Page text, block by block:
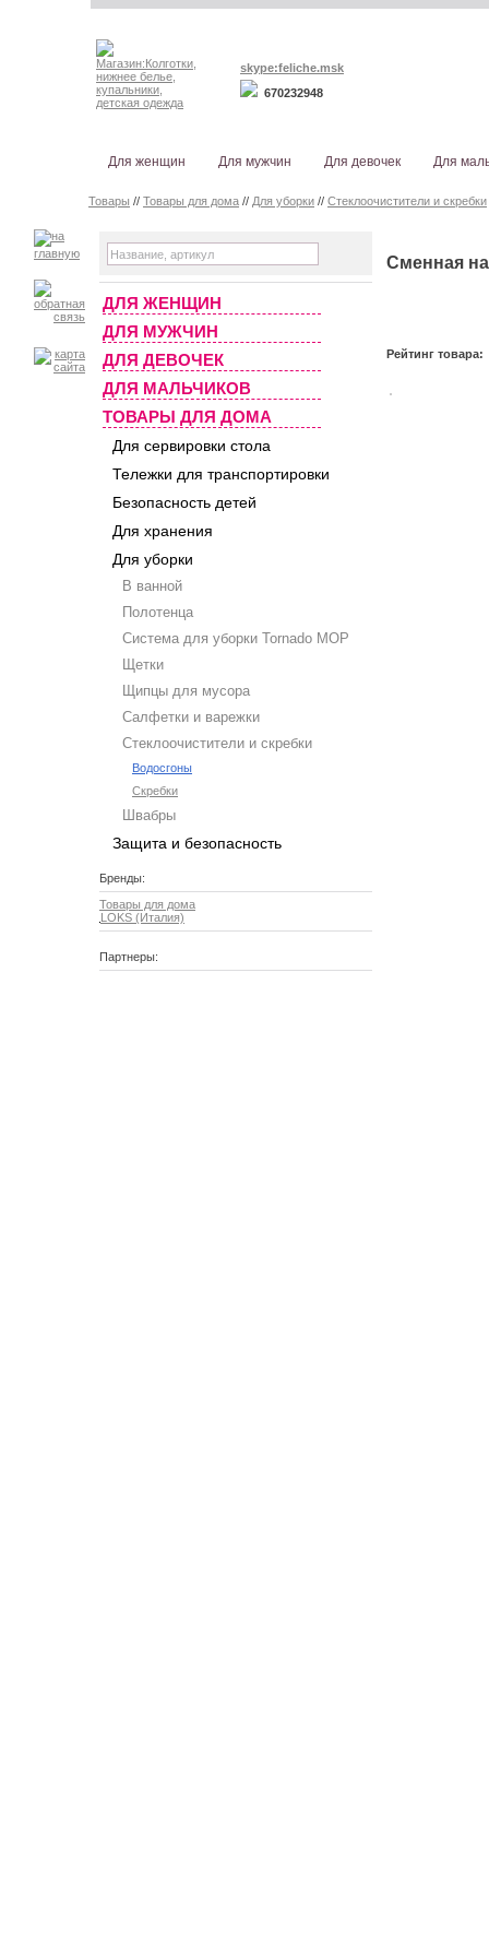
skype:feliche.msk
670232948
Для женщин Для мужчин Для девочек Для
Товары // Товары для дома // Для уборки // Стеклоочистители и скребки
ДЛЯ ЖЕНЩИН
ДЛЯ МУЖЧИН
ДЛЯ ДЕВОЧЕК
ДЛЯ МАЛЬЧИКОВ
ТОВАРЫ ДЛЯ ДОМА
Для сервировки стола
Тележки для транспортировки
Безопасность детей
Для хранения
Для уборки
В ванной
Полотенца
Система для уборки Tornado MOP
Щетки
Щипцы для мусора
Салфетки и варежки
Стеклоочистители и скребки
Водосгоны
Скребки
Швабры
Защита и безопасность
Бренды:
Товары для дома
LOKS (Италия)
Партнеры:
Сменная
Рейтинг товара: